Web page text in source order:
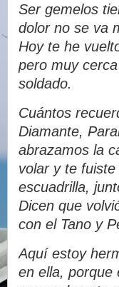
Ser gemelos
dolor no se va
Hoy te he
pero muy
soldado.
Cuántos
Diamante,
abrazamos la
volar y te
escuadrilla,
Dicen que
con el Tano y
Aquí estoy
en ella, porque